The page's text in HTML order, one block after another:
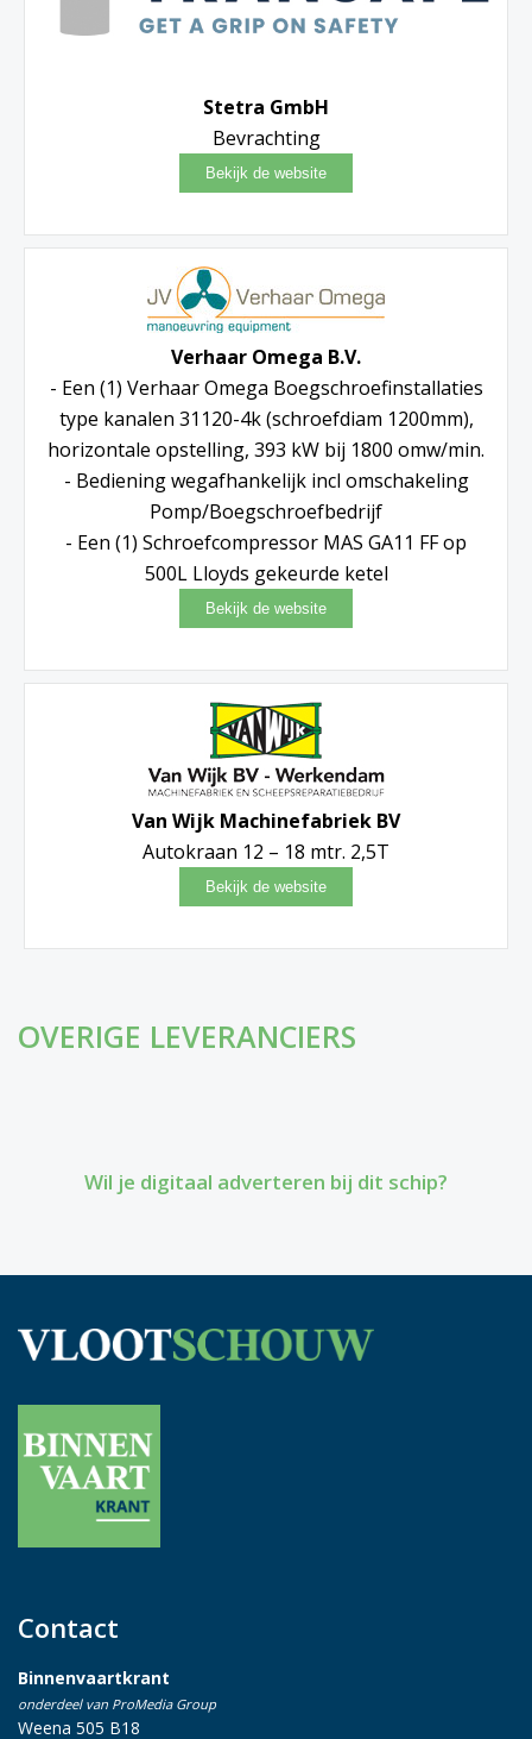
Stetra GmbH
Bevrachting
Verhaar Omega B.V.
- Een (1) Verhaar Omega Boegschroefinstallaties
type kanalen 31120-4k (schroefdiam 1200mm),
horizontale opstelling, 393 kW bij 1800 omw/min.
- Bediening wegafhankelijk incl omschakeling
Pomp/Boegschroefbedrijf
- Een (1) Schroefcompressor MAS GA11 FF op
500L Lloyds gekeurde ketel
Van Wijk Machinefabriek BV
Autokraan 12 – 18 mtr. 2,5T
OVERIGE LEVERANCIERS
Wil je digitaal adverteren bij dit schip?
Contact
Binnenvaartkrant
onderdeel van ProMedia Group
Weena 505 B18